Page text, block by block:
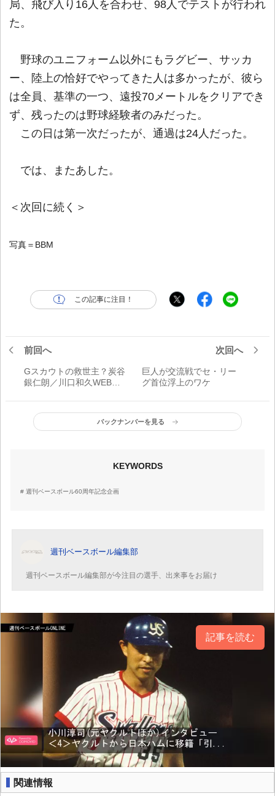
局、飛び入り16人を合わせ、98人でテストが行われ
た。
野球のユニフォーム以外にもラグビー、サッカ
ー、陸上の恰好でやってきた人は多かったが、彼ら
は全員、基準の一つ、遠投70メートルをクリアでき
ず、残ったのは野球経験者のみだった。
この日は第一次だったが、通過は24人だった。
では、またあした。
＜次回に続く＞
写真＝BBM
この記事に注目！
前回へ
Gスカウトの救世主？炭谷
銀仁朗／川口和久WEBコ
次回へ
巨人が交流戦でセ・リー
グ首位浮上のワケ
バックナンバーを見る
KEYWORDS
週刊ベースボール60周年記念企画
週刊ベースボール編集部
週刊ベースボール編集部が今注目の選手、出来事をお届け
記事を読む
関連情報